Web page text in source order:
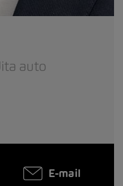
auto
E-mail